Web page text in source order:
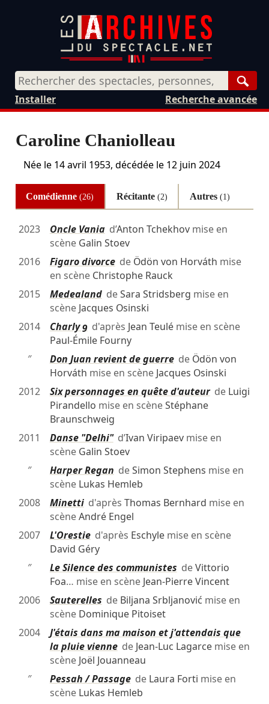
Recherche avancée
Installer
Caroline Chaniolleau
Née le 14 avril 1953, décédée le 12 juin 2024
Comédienne(26) Récitante (2) Autres(1)
2023 Oncle Vaniad’Anton Tchekhovmise en
scène Galin Stoev
2016
Figaro divorcede Ödön von Horváth mise
en scène Christophe Rauck
2015
MedealanddeSara Stridsberg mise en
scène Jacques Osinski
2014
Charly 9d'après Jean Teulémise en scène
Paul-Émile Fourny
″
Don Juan revient de guerrede Ödön von
Horváth mise en scène Jacques Osinski
2012
Six personnages en quête d'auteurde Luigi
Pirandello mise en scèneStéphane
Braunschweig
2011
Danse "Delhi"d’Ivan Viripaevmise en
scène Galin Stoev
″
Harper Regan deSimon Stephens mise en
scène Lukas Hemleb
2008
Minettid'après Thomas Bernhard mise en
scèneAndré Engel
2007
L'Orestied'après Eschylemise en scène
David Géry
″
Le Silence des communistes deVittorio
Foa… mise en scène Jean-Pierre Vincent
2006
Sauterelles de Biljana Srbljanović mise en
scène Dominique Pitoiset
2004
J'étais dans ma maison et j'attendais que
la pluie viennede Jean-Luc Lagarcemise en
scène Joël Jouanneau
″
Pessah / Passagede Laura Forti mise en
scène Lukas Hemleb